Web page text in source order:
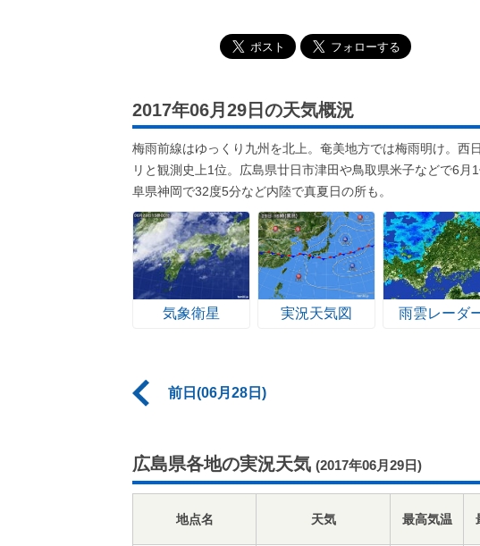
2017年06月29日の天気概況
梅雨前線はゆっくり九州を北上。奄美地方では梅雨明け。西
リと観測史上1位。広島県廿日市津田や鳥取県米子などで6
阜県神岡で32度5分など内陸で真夏日の所も。
気象衛星 実況天気図 雨雲レーダ
前日(06月28日)
広島県各地の実況天気 (2017年06月29日)
地点名 天気 最高気温